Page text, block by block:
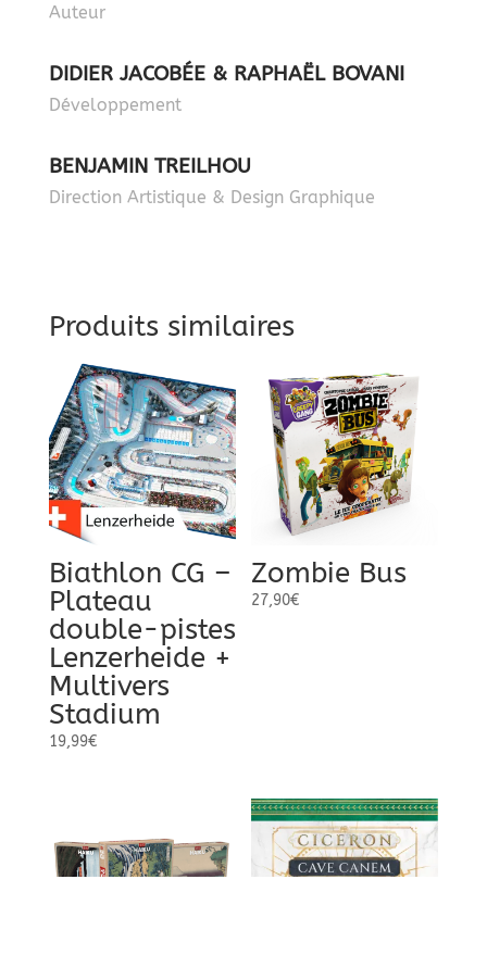
Auteur
DIDIER JACOBÉE & RAPHAËL BOVANI
Développement
BENJAMIN TREILHOU
Direction Artistique & Design Graphique
Produits similaires
Biathlon CG –
Plateau
double-pistes
Lenzerheide +
Multivers
Stadium
19,99€
Zombie Bus
27,90€